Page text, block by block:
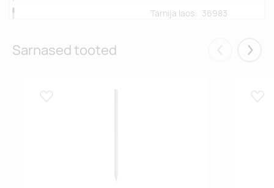
Tarnija laos: 36983
Sarnased tooted Eelmised